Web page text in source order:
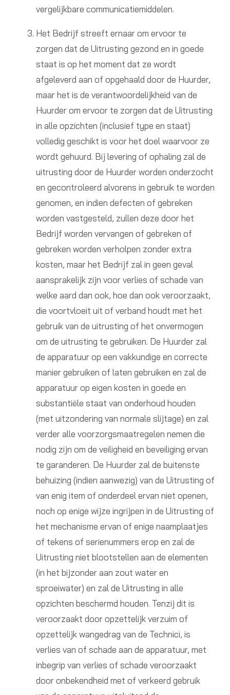
vergelijkbare communicatiemiddelen.
Het Bedrijf streeft ernaar om ervoor te
zorgen dat de Uitrusting gezond en in goede
staat is op het moment dat ze wordt
afgeleverd aan of opgehaald door de Huurder,
maar het is de verantwoordelijkheid van de
Huurder om ervoor te zorgen dat de Uitrusting
in alle opzichten (inclusief type en staat)
volledig geschikt is voor het doel waarvoor ze
wordt gehuurd. Bij levering of ophaling zal de
uitrusting door de Huurder worden onderzocht
en gecontroleerd alvorens in gebruik te worden
genomen, en indien defecten of gebreken
worden vastgesteld, zullen deze door het
Bedrijf worden vervangen of gebreken of
gebreken worden verholpen zonder extra
kosten, maar het Bedrijf zal in geen geval
aansprakelijk zijn voor verlies of schade van
welke aard dan ook, hoe dan ook veroorzaakt,
die voortvloeit uit of verband houdt met het
gebruik van de uitrusting of het onvermogen
om de uitrusting te gebruiken. De Huurder zal
de apparatuur op een vakkundige en correcte
manier gebruiken of laten gebruiken en zal de
apparatuur op eigen kosten in goede en
substantiële staat van onderhoud houden
(met uitzondering van normale slijtage) en zal
verder alle voorzorgsmaatregelen nemen die
nodig zijn om de veiligheid en beveiliging ervan
te garanderen. De Huurder zal de buitenste
behuizing (indien aanwezig) van de Uitrusting of
van enig item of onderdeel ervan niet openen,
noch op enige wijze ingrijpen in de Uitrusting of
het mechanisme ervan of enige naamplaatjes
of tekens of serienummers erop en zal de
Uitrusting niet blootstellen aan de elementen
(in het bijzonder aan zout water en
sproeiwater) en zal de Uitrusting in alle
opzichten beschermd houden. Tenzij dit is
veroorzaakt door opzettelijk verzuim of
opzettelijk wangedrag van de Technici, is
verlies van of schade aan de apparatuur, met
inbegrip van verlies of schade veroorzaakt
door onbekendheid met of verkeerd gebruik